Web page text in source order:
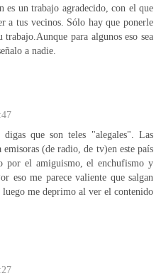
es un trabajo agradecido, con el que
a tus vecinos. Sólo hay que ponerle
para algunos eso sea
a nadie.
que son teles "alegales". Las
emisoras (de radio, de tv)en este país
por el amiguismo, el enchufismo y
eso me parece valiente que salgan
luego me deprimo al ver el contenido